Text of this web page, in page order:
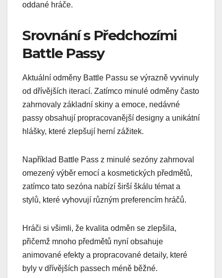
oddané hráče.
Srovnání s Předchozími
Battle Passy
Aktuální odměny Battle Passu se výrazně vyvinuly
od dřívějších iterací. Zatímco minulé odměny často
zahrnovaly základní skiny a emoce, nedávné
passy obsahují propracovanější designy a unikátní
hlášky, které zlepšují herní zážitek.
Například Battle Pass z minulé sezóny zahrnoval
omezený výběr emocí a kosmetických předmětů,
zatímco tato sezóna nabízí širší škálu témat a
stylů, které vyhovují různým preferencím hráčů.
Hráči si všimli, že kvalita odměn se zlepšila,
přičemž mnoho předmětů nyní obsahuje
animované efekty a propracované detaily, které
byly v dřívějších passech méně běžné.